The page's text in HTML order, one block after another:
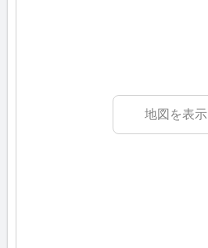
地図を表示